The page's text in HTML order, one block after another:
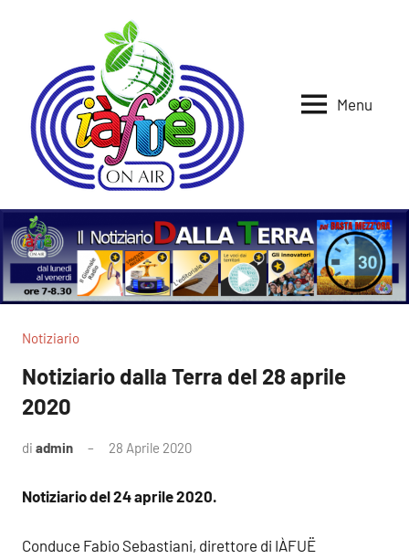
Iafue
Menu
Notiziario
Notiziario dalla Terra del 28 aprile
2020
di admin 28 Aprile 2020
Notiziario del 24 aprile 2020.
Conduce Fabio Sebastiani, direttore di IÀFUË